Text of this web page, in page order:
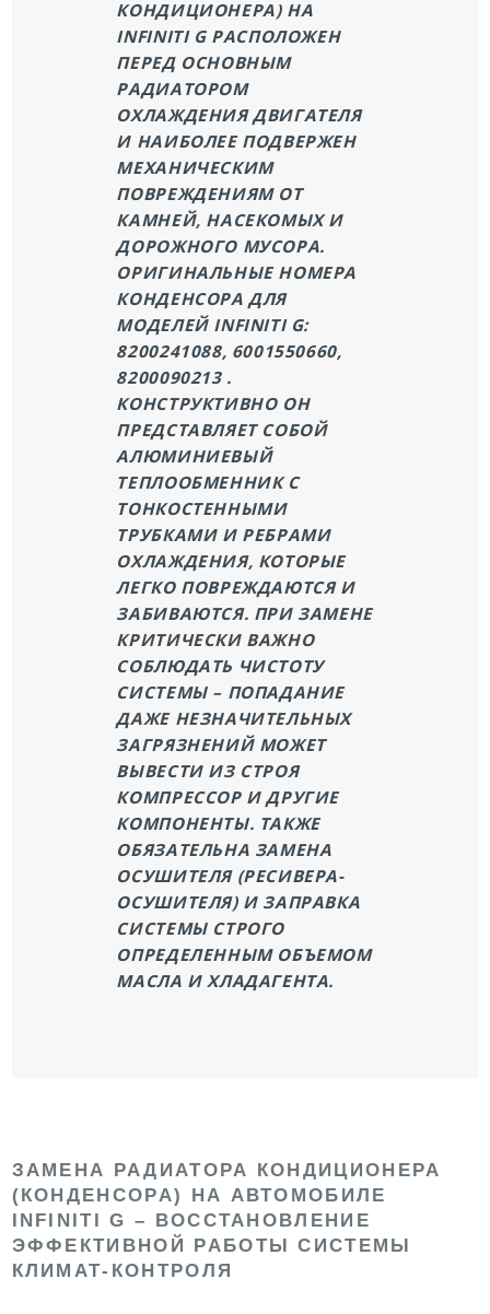
КОНДИЦИОНЕРА) НА
INFINITI G РАСПОЛОЖЕН
ПЕРЕД ОСНОВНЫМ
РАДИАТОРОМ
ОХЛАЖДЕНИЯ ДВИГАТЕЛЯ
И НАИБОЛЕЕ ПОДВЕРЖЕН
МЕХАНИЧЕСКИМ
ПОВРЕЖДЕНИЯМ ОТ
КАМНЕЙ, НАСЕКОМЫХ И
ДОРОЖНОГО МУСОРА.
ОРИГИНАЛЬНЫЕ НОМЕРА
КОНДЕНСОРА ДЛЯ
МОДЕЛЕЙ INFINITI G:
8200241088, 6001550660,
8200090213 .
КОНСТРУКТИВНО ОН
ПРЕДСТАВЛЯЕТ СОБОЙ
АЛЮМИНИЕВЫЙ
ТЕПЛООБМЕННИК С
ТОНКОСТЕННЫМИ
ТРУБКАМИ И РЕБРАМИ
ОХЛАЖДЕНИЯ, КОТОРЫЕ
ЛЕГКО ПОВРЕЖДАЮТСЯ И
ЗАБИВАЮТСЯ. ПРИ ЗАМЕНЕ
КРИТИЧЕСКИ ВАЖНО
СОБЛЮДАТЬ ЧИСТОТУ
СИСТЕМЫ – ПОПАДАНИЕ
ДАЖЕ НЕЗНАЧИТЕЛЬНЫХ
ЗАГРЯЗНЕНИЙ МОЖЕТ
ВЫВЕСТИ ИЗ СТРОЯ
КОМПРЕССОР И ДРУГИЕ
КОМПОНЕНТЫ. ТАКЖЕ
ОБЯЗАТЕЛЬНА ЗАМЕНА
ОСУШИТЕЛЯ (РЕСИВЕРА-
ОСУШИТЕЛЯ) И ЗАПРАВКА
СИСТЕМЫ СТРОГО
ОПРЕДЕЛЕННЫМ ОБЪЕМОМ
МАСЛА И ХЛАДАГЕНТА.
ЗАМЕНА РАДИАТОРА КОНДИЦИОНЕРА
(КОНДЕНСОРА) НА АВТОМОБИЛЕ
INFINITI G – ВОССТАНОВЛЕНИЕ
ЭФФЕКТИВНОЙ РАБОТЫ СИСТЕМЫ
КЛИМАТ-КОНТРОЛЯ